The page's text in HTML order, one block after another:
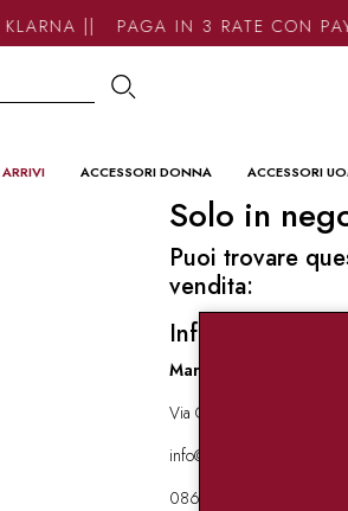
|| PAGA IN 3 RATE CON
ACCESSORI DONNA ACCESSORI
Solo in
Puoi trovare
vendita:
Info contatti
Marynda
Via Garibaldi 136 67051
info@marynda.com
08631871946